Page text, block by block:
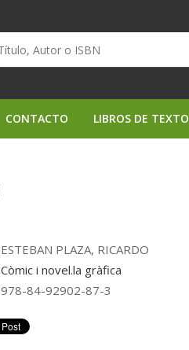
CONTACTO LIBROS DE TEXTO
ESTEBAN PLAZA, RICARDO
Còmic i novel.la gràfica
978-84-92902-87-3